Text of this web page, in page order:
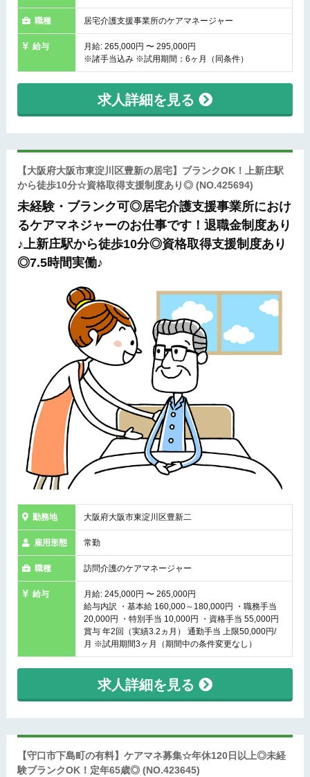
職種 居宅介護支援事業所のケアマネージャー
給与
月給: 265,000円 〜 295,000円
※諸手当込み ※試用期間：6ヶ月（同条件）
求人詳細を見る
【大阪府大阪市東淀川区豊新の居宅】ブランクOK！上新庄駅
から徒歩10分☆資格取得支援制度あり◎ (NO.425694)
未経験・ブランク可◎居宅介護支援事業所におけ
るケアマネジャーのお仕事です！退職金制度あり
♪上新庄駅から徒歩10分◎資格取得支援制度あり
◎7.5時間実働♪
勤務地 大阪府大阪市東淀川区豊新二
雇用形態 常勤
職種 訪問介護のケアマネージャー
給与
月給: 245,000円 〜 265,000円
給与内訳 ・基本給 160,000～180,000円 ・職務手当
20,000円 ・特別手当 10,000円 ・資格手当 55,000円
賞与 年2回（実績3.2ヵ月） 通勤手当 上限50,000円/
月 ※試用期間3ヶ月（期間中の条件変更なし）
求人詳細を見る
【守口市下島町の有料】ケアマネ募集☆年休120日以上◎未経
験ブランクOK！定年65歳◎ (NO.423645)